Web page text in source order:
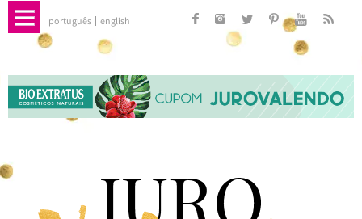
português english